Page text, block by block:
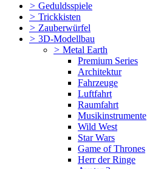
> Geduldsspiele
> Trickkisten
> Zauberwürfel
> 3D-Modellbau
> Metal Earth
Premium Series
Architektur
Fahrzeuge
Luftfahrt
Raumfahrt
Musikinstrumente
Wild West
Star Wars
Game of Thrones
Herr der Ringe